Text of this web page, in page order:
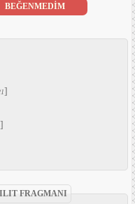
BEĞENMEDİM
]
]
FRAGMANI